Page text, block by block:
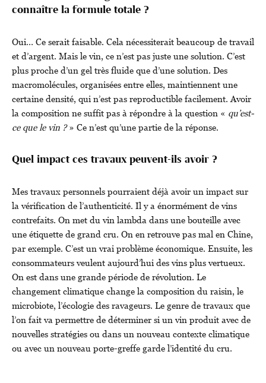
connaître la formule totale ?
Oui… Ce serait faisable. Cela nécessiterait beaucoup de travail
et d’argent. Mais le vin, ce n’est pas juste une solution. C’est
plus proche d’un gel très fluide que d’une solution. Des
macromolécules, organisées entre elles, maintiennent une
certaine densité, qui n’est pas reproductible facilement. Avoir
la composition ne suffit pas à répondre à la question « qu’est-
ce que le vin ?» Ce n’est qu’une partie de la réponse.
Quel impact ces travaux peuvent-ils avoir ?
Mes travaux personnels pourraient déjà avoir un impact sur
la vérification de l’authenticité. Il y a énormément de vins
contrefaits. On met du vin lambda dans une bouteille avec
une étiquette de grand cru. On en retrouve pas mal en Chine,
par exemple. C’est un vrai problème économique. Ensuite, les
consommateurs veulent aujourd’hui des vins plus vertueux.
On est dans une grande période de révolution. Le
changement climatique change la composition du raisin, le
microbiote, l’écologie des ravageurs. Le genre de travaux que
l’on fait va permettre de déterminer si un vin produit avec de
nouvelles stratégies ou dans un nouveau contexte climatique
ou avec un nouveau porte-greffe garde l’identité du cru.